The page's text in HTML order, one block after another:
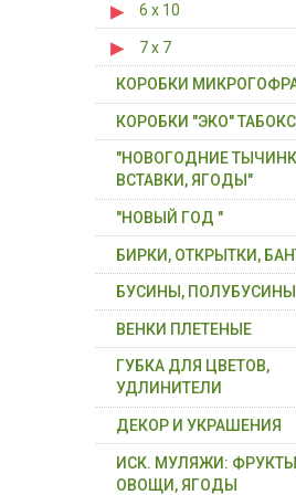
6 х 6 х 3
6 х 10
6 х 10 х 3
7 х 7
7 х 7 х 5
КОРОБКИ
КОРОБКИ "ЭКО" ТАБОКС
"НОВОГОДНИЕ
ВСТАВКИ, ЯГОДЫ"
ВСТАВКИ, ВЕТКИ С
ПЛОДЫ, ЯГОДЫ ( В
ТЫЧИНКИ, ВСТАВКИ
ПРОВОЛОКЕ
ТЫЧИНКИ-
ТЫЧИНКИ ДЛЯ
"НОВЫЙ ГОД "
ДЕКОР
ХВОЯ, ГИРЛЯНДЫ,
БИРКИ, ОТКРЫТКИ,
БУСИНЫ, ПОЛУБУСИНЫ
БУСИНЫ,
БУСИНЫ,
НИТИ
ВЕНКИ ПЛЕТЕНЫЕ
ГУБКА ДЛЯ ЦВЕТОВ,
УДЛИНИТЕЛИ
ДЕКОР И УКРАШЕНИЯ
БЛЕСТКИ ( ГЛИТТЕР)
ИСК. МУЛЯЖИ:
ОВОЩИ, ЯГОДЫ